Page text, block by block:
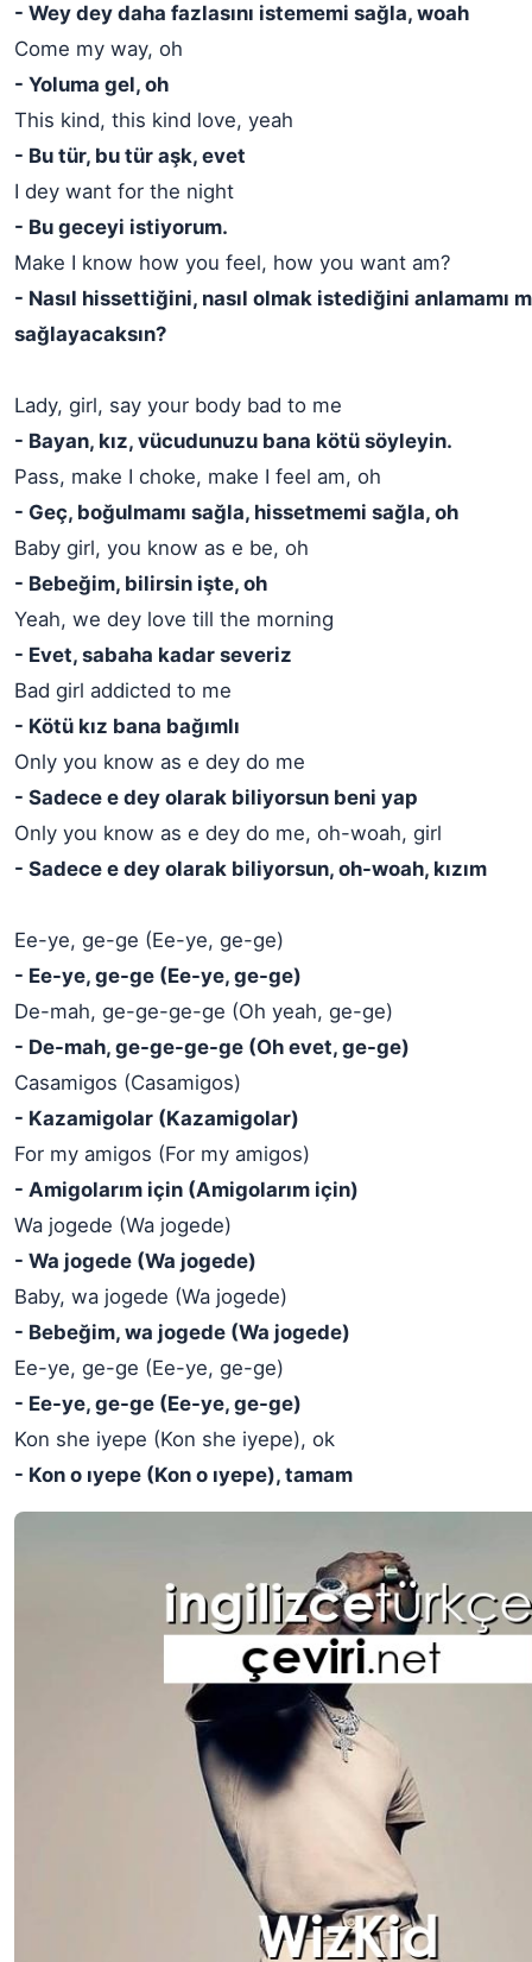
- Wey dey daha fazlasını istememi sağla, woah
Come my way, oh
- Yoluma gel, oh
This kind, this kind love, yeah
- Bu tür, bu tür aşk, evet
I dey want for the night
- Bu geceyi istiyorum.
Make I know how you feel, how you want am?
- Nasıl hissettiğini, nasıl olmak istediğini anlamamı
sağlayacaksın?
Lady, girl, say your body bad to me
- Bayan, kız, vücudunuzu bana kötü söyleyin.
Pass, make I choke, make I feel am, oh
- Geç, boğulmamı sağla, hissetmemi sağla, oh
Baby girl, you know as e be, oh
- Bebeğim, bilirsin işte, oh
Yeah, we dey love till the morning
- Evet, sabaha kadar severiz
Bad girl addicted to me
- Kötü kız bana bağımlı
Only you know as e dey do me
- Sadece e dey olarak biliyorsun beni yap
Only you know as e dey do me, oh-woah, girl
- Sadece e dey olarak biliyorsun, oh-woah, kızım
Ee-ye, ge-ge (Ee-ye, ge-ge)
- Ee-ye, ge-ge (Ee-ye, ge-ge)
De-mah, ge-ge-ge-ge (Oh yeah, ge-ge)
- De-mah, ge-ge-ge-ge (Oh evet, ge-ge)
Casamigos (Casamigos)
- Kazamigolar (Kazamigolar)
For my amigos (For my amigos)
- Amigolarım için (Amigolarım için)
Wa jogede (Wa jogede)
- Wa jogede (Wa jogede)
Baby, wa jogede (Wa jogede)
- Bebeğim, wa jogede (Wa jogede)
Ee-ye, ge-ge (Ee-ye, ge-ge)
- Ee-ye, ge-ge (Ee-ye, ge-ge)
Kon she iyepe (Kon she iyepe), ok
- Kon o ıyepe (Kon o ıyepe), tamam